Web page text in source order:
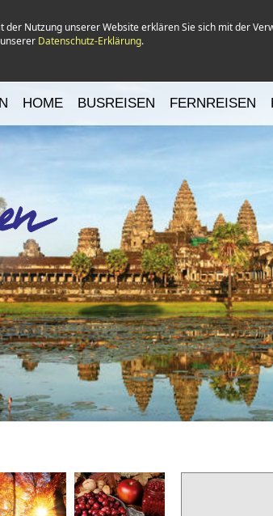
HOME BUSREISEN FERNREISEN
Nutzung unserer Website erklären Sie sich mit der
Datenschutz-Erklärung.